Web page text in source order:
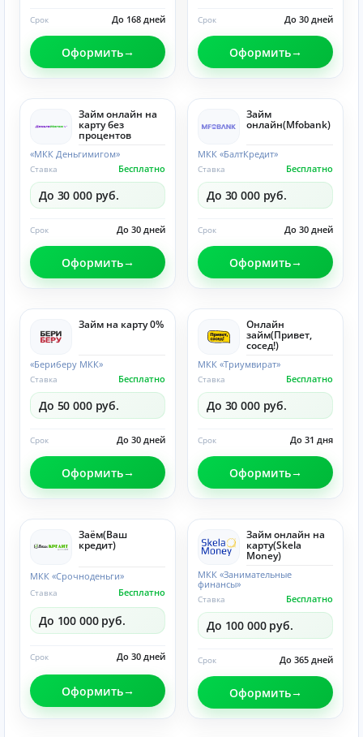
До 168 дней
Срок
Оформить
До 30 дней
Срок
Оформить
Займ онлайн на
карту без
процентов
«МКК Деньгимигом»
Бесплатно
Ставка
До 30 000 руб.
До 30 дней
Срок
Оформить
Займ
онлайн(Mfobank)
МКК «БалтКредит»
Бесплатно
Ставка
До 30 000 руб.
До 30 дней
Срок
Оформить
Займ на карту 0%
«Бериберу МКК»
Бесплатно
Ставка
До 50 000 руб.
До 30 дней
Срок
Оформить
Онлайн
займ(Привет,
сосед!)
МКК «Триумвират»
Бесплатно
Ставка
До 30 000 руб.
До 31 дня
Срок
Оформить
Заём(Ваш
кредит)
МКК «Срочноденьги»
Бесплатно
Ставка
До 100 000 руб.
До 30 дней
Срок
Оформить
Займ онлайн на
карту(Skela
Money)
МКК «Занимательные
финансы»
Бесплатно
Ставка
До 100 000 руб.
До 365 дней
Срок
Оформить